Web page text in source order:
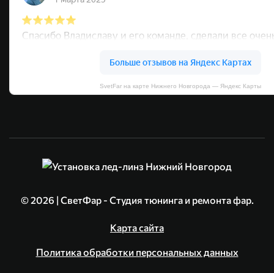
SvetFar на карте Нижнего Новгорода — Яндекс Карты
©2026 | СветФар - Студия тюнинга и ремонта фар.
Карта сайта
Политика обработки персональных данных